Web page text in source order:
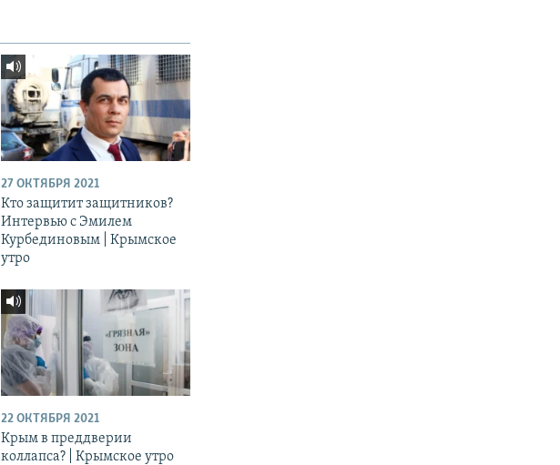
27 ОКТЯБРЯ 2021
Кто защитит защитников?
Интервью с Эмилем
Курбединовым | Крымское
утро
22 ОКТЯБРЯ 2021
Крым в преддверии
коллапса? | Крымское утро